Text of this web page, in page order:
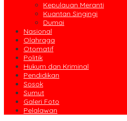
Kepulauan Meranti
Kuantan Singingi
Dumai
Nasional
Olahraga
Otomatif
Politik
Hukum dan Kriminal
Pendidikan
Sosok
Sumut
Galeri Foto
Pelalawan